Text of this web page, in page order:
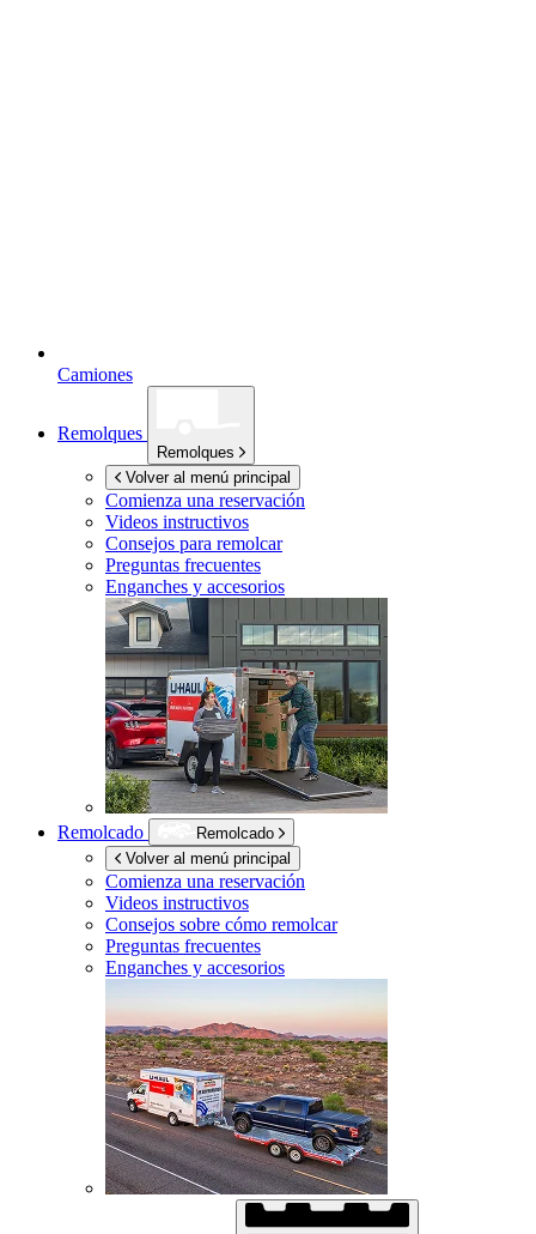
Camiones
Remolques
Remolques
Volver al menú principal
Comienza una reservación
Videos instructivos
Consejos para remolcar
Preguntas frecuentes
Enganches y accesorios
Remolcado
Remolcado
Volver al menú principal
Comienza una reservación
Videos instructivos
Consejos sobre cómo remolcar
Preguntas frecuentes
Enganches y accesorios